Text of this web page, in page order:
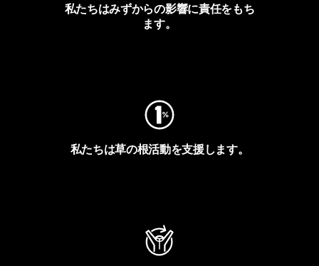
私たちはみずからの影響に責任をもち
ます。
私たちは草の根活動を支援します。